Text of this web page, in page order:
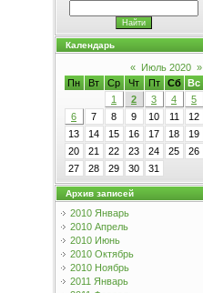
Календарь
« Июль 2020 »
Пн
Вт Ср Чт Пт Сб
Вс
1
2 3 4
5
6
7 8 9 10 11
12
13
14 15 16 17 18
19
20
21 22 23 24 25
26
27
28 29 30 31
Архив записей
2010 Январь
2010 Апрель
2010 Июнь
2010 Октябрь
2010 Ноябрь
2011 Январь